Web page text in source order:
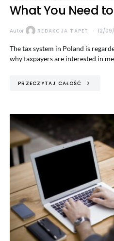
What You Need
Autor REDAKCJA TAPET 12/
The tax system in Poland is
why taxpayers are interested in
PRZECZYTAJ CAŁOŚĆ